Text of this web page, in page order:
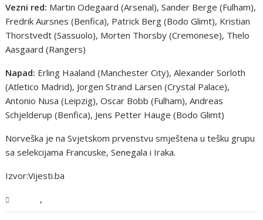
Vezni red: Martin Odegaard (Arsenal), Sander Berge (Fulham),
Fredrik Aursnes (Benfica), Patrick Berg (Bodo Glimt), Kristian
Thorstvedt (Sassuolo), Morten Thorsby (Cremonese), Thelo
Aasgaard (Rangers)
Napad: Erling Haaland (Manchester City), Alexander Sorloth
(Atletico Madrid), Jorgen Strand Larsen (Crystal Palace),
Antonio Nusa (Leipzig), Oscar Bobb (Fulham), Andreas
Schjelderup (Benfica), Jens Petter Hauge (Bodo Glimt)
Norveška je na Svjetskom prvenstvu smještena u tešku grupu
sa selekcijama Francuske, Senegala i Iraka.
Izvor:Vijesti.ba
,